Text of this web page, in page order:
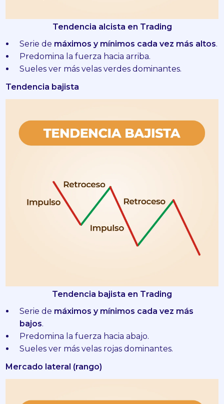
Tendencia alcista en Trading
Serie de máximos y mínimos cada vez más altos.
Predomina la fuerza hacia arriba.
Sueles ver más velas verdes dominantes.
Tendencia bajista
Tendencia bajista en Trading
Serie de máximos y mínimos cada vez más
bajos.
Predomina la fuerza hacia abajo.
Sueles ver más velas rojas dominantes.
Mercado lateral (rango)